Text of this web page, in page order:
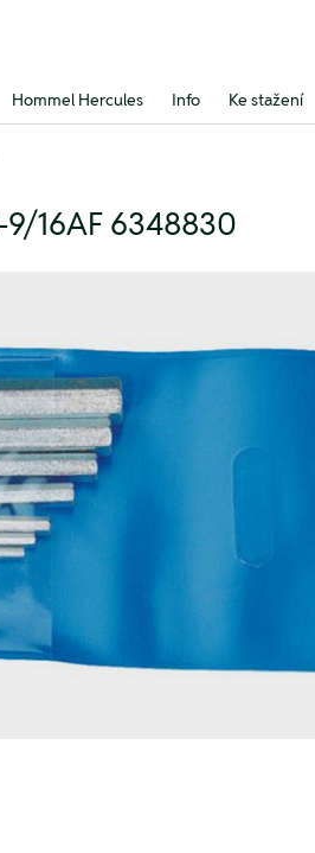
Hommel Hercules Info Ke stažení
16AF 6348830